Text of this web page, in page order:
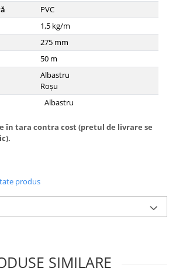
PVC
1,5 kg/m
275 mm
50 m
Albastru
Roșu
Albastru
în tara contra cost (pretul de livrare se
produs
SIMILARE